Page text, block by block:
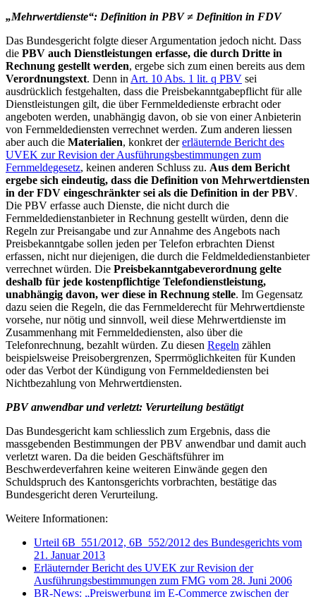
„Mehrwertdienste“: Definition in PBV ≠ Definition in FDV
Das Bundesgericht folgte dieser Argumentation jedoch nicht. Dass
die PBV auch Dienstleistungen erfasse, die durch Dritte in
Rechnung gestellt werden, ergebe sich zum einen bereits aus dem
Verordnungstext. Denn in Art. 10 Abs. 1 lit. q PBV sei
ausdrücklich festgehalten, dass die Preisbekanntgabepflicht für alle
Dienstleistungen gilt, die über Fernmeldedienste erbracht oder
angeboten werden, unabhängig davon, ob sie von einer Anbieterin
von Fernmeldediensten verrechnet werden. Zum anderen liessen
aber auch die Materialien, konkret dererläuternde Bericht des
UVEK zur Revision der Ausführungsbestimmungen zum
Fernmeldegesetz, keinen anderen Schluss zu. Aus dem Bericht
ergebe sich eindeutig, dass die Definition von Mehrwertdiensten
in der FDV eingeschränkter sei als die Definition in der PBV.
Die PBV erfasse auch Dienste, die nicht durch die
Fernmeldedienstanbieter in Rechnung gestellt würden, denn die
Regeln zur Preisangabe und zur Annahme des Angebots nach
Preisbekanntgabe sollen jeden per Telefon erbrachten Dienst
erfassen, nicht nur diejenigen, die durch die Feldmeldedienstanbieter
verrechnet würden. Die Preisbekanntgabeverordnung gelte
deshalb für jede kostenpflichtige Telefondienstleistung,
unabhängig davon, wer diese in Rechnung stelle. Im Gegensatz
dazu seien die Regeln, die das Fernmelderecht für Mehrwertdienste
vorsehe, nur nötig und sinnvoll, weil diese Mehrwertdienste im
Zusammenhang mit Fernmeldediensten, also über die
Telefonrechnung, bezahlt würden. Zu diesen Regeln zählen
beispielsweise Preisobergrenzen, Sperrmöglichkeiten für Kunden
oder das Verbot der Kündigung von Fernmeldediensten bei
Nichtbezahlung von Mehrwertdiensten.
PBV anwendbar und verletzt: Verurteilung bestätigt
Das Bundesgericht kam schliesslich zum Ergebnis, dass die
massgebenden Bestimmungen der PBV anwendbar und damit auch
verletzt waren. Da die beiden Geschäftsführer im
Beschwerdeverfahren keine weiteren Einwände gegen den
Schuldspruch des Kantonsgerichts vorbrachten, bestätige das
Bundesgericht deren Verurteilung.
Weitere Informationen:
Urteil 6B_551/2012, 6B_552/2012 des Bundesgerichts vom
21. Januar 2013
Erläuternder Bericht des UVEK zur Revision der
Ausführungsbestimmungen zum FMG vom 28. Juni 2006
BR-News: „Preiswerbung im E-Commerce zwischen der